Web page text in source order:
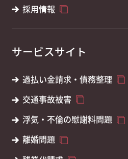
採用情報
サービスサイト
過払い金請求・債務整理
交通事故被害
浮気・不倫の慰謝料問題
離婚問題